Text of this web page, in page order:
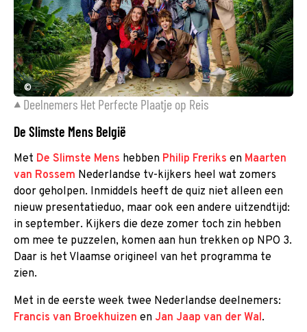
©
Deelnemers Het Perfecte Plaatje op Reis
De Slimste Mens België
Met De Slimste Mens hebben Philip Freriks en Maarten
van Rossem Nederlandse tv-kijkers heel wat zomers
door geholpen. Inmiddels heeft de quiz niet alleen een
nieuw presentatieduo, maar ook een andere uitzendtijd:
in september. Kijkers die deze zomer toch zin hebben
om mee te puzzelen, komen aan hun trekken op NPO 3.
Daar is het Vlaamse origineel van het programma te
zien.
Met in de eerste week twee Nederlandse deelnemers:
Francis van Broekhuizen en Jan Jaap van der Wal.